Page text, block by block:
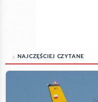
NAJCZĘŚCIEJ CZYTANE